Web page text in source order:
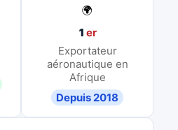
🌍
1 er
Exportateur
aéronautique en
Afrique
Depuis 2018